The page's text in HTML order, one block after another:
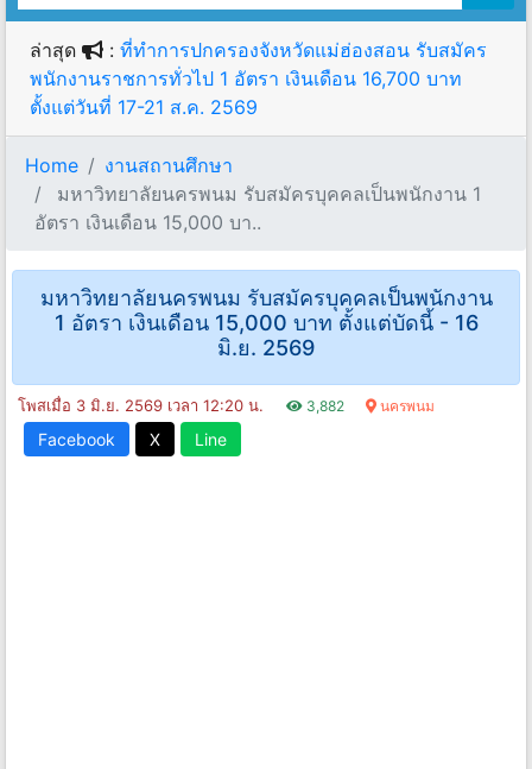
ล่าสุด : ที่ทำการปกครองจังหวัดแม่ฮ่องสอน รับสมัคร
พนักงานราชการทั่วไป 1 อัตรา เงินเดือน 16,700 บาท
ตั้งแต่วันที่ 17-21 ส.ค. 2569
Home
งานสถานศึกษา
มหาวิทยาลัยนครพนม รับสมัครบุคคลเป็นพนักงาน 1
อัตรา เงินเดือน 15,000 บา..
มหาวิทยาลัยนครพนม รับสมัครบุคคลเป็นพนักงาน
1 อัตรา เงินเดือน 15,000 บาท ตั้งแต่บัดนี้ - 16
มิ.ย. 2569
โพสเมื่อ 3 มิ.ย. 2569 เวลา 12:20 น. 3,882 นครพนม
Facebook X Line